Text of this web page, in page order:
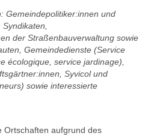
Gemeindepolitiker:innen und
der Straßenbauverwaltung sowie
Gemeindedienste (Service
écologique, service jardinage),
Syvicol und
sowie interessierte
Ortschaften aufgrund des